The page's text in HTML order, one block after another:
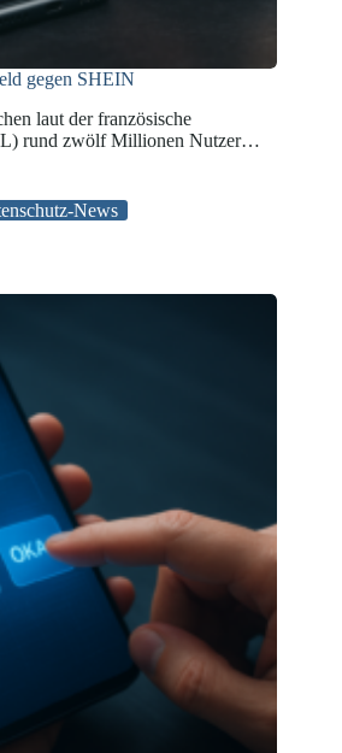
gegen SHEIN
laut der französische
rund zwölf Millionen Nutzer…
News